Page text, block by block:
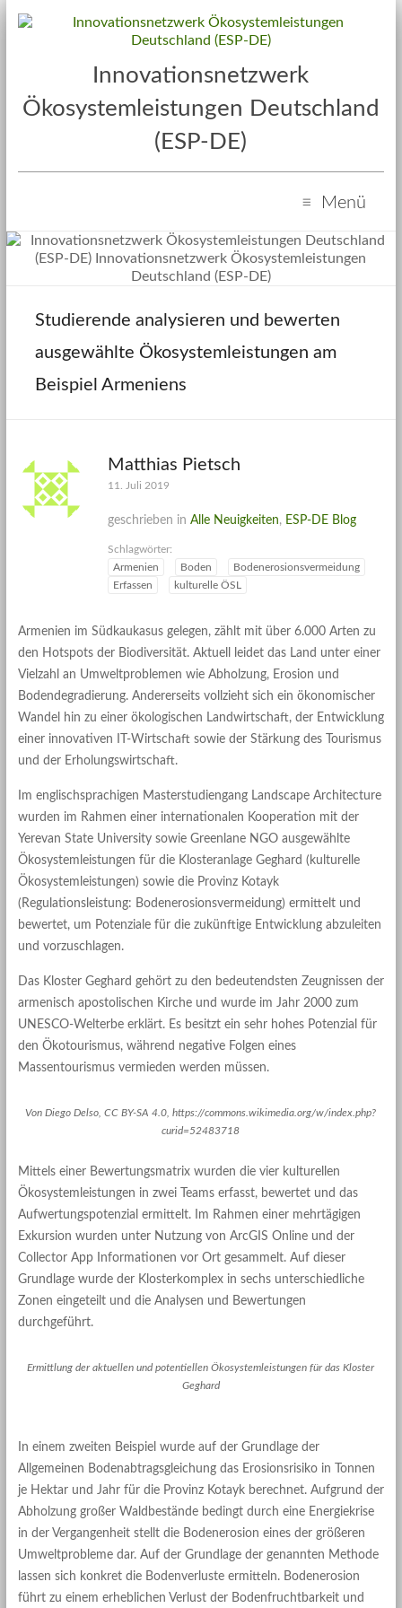
Innovationsnetzwerk
Ökosystemleistungen Deutschland
(ESP-DE)
Menü
Studierende analysieren und bewerten
ausgewählte Ökosystemleistungen am
Beispiel Armeniens
Matthias Pietsch
11. Juli 2019
geschrieben in Alle Neuigkeiten, ESP-DE Blog
Schlagwörter:
Armenien
Boden
Bodenerosionsvermeidung
Erfassen
kulturelle ÖSL
Armenien im Südkaukasus gelegen, zählt mit über 6.000 Arten zu
den Hotspots der Biodiversität. Aktuell leidet das Land unter einer
Vielzahl an Umweltproblemen wie Abholzung, Erosion und
Bodendegradierung. Andererseits vollzieht sich ein ökonomischer
Wandel hin zu einer ökologischen Landwirtschaft, der Entwicklung
einer innovativen IT-Wirtschaft sowie der Stärkung des Tourismus
und der Erholungswirtschaft.
Im englischsprachigen Masterstudiengang Landscape Architecture
wurden im Rahmen einer internationalen Kooperation mit der
Yerevan State University sowie Greenlane NGO ausgewählte
Ökosystemleistungen für die Klosteranlage Geghard (kulturelle
Ökosystemleistungen) sowie die Provinz Kotayk
(Regulationsleistung: Bodenerosionsvermeidung) ermittelt und
bewertet, um Potenziale für die zukünftige Entwicklung abzuleiten
und vorzuschlagen.
Das Kloster Geghard gehört zu den bedeutendsten Zeugnissen der
armenisch apostolischen Kirche und wurde im Jahr 2000 zum
UNESCO-Welterbe erklärt. Es besitzt ein sehr hohes Potenzial für
den Ökotourismus, während negative Folgen eines
Massentourismus vermieden werden müssen.
Von Diego Delso, CC BY-SA 4.0, https://commons.wikimedia.org/w/index.php?
curid=52483718
Mittels einer Bewertungsmatrix wurden die vier kulturellen
Ökosystemleistungen in zwei Teams erfasst, bewertet und das
Aufwertungspotenzial ermittelt. Im Rahmen einer mehrtägigen
Exkursion wurden unter Nutzung von ArcGIS Online und der
Collector App Informationen vor Ort gesammelt. Auf dieser
Grundlage wurde der Klosterkomplex in sechs unterschiedliche
Zonen eingeteilt und die Analysen und Bewertungen
durchgeführt.
Ermittlung der aktuellen und potentiellen Ökosystemleistungen für das Kloster
Geghard
In einem zweiten Beispiel wurde auf der Grundlage der
Allgemeinen Bodenabtragsgleichung das Erosionsrisiko in Tonnen
je Hektar und Jahr für die Provinz Kotayk berechnet. Aufgrund der
Abholzung großer Waldbestände bedingt durch eine Energiekrise
in der Vergangenheit stellt die Bodenerosion eines der größeren
Umweltprobleme dar. Auf der Grundlage der genannten Methode
lassen sich konkret die Bodenverluste ermitteln. Bodenerosion
führt zu einem erheblichen Verlust der Bodenfruchtbarkeit und